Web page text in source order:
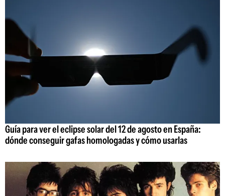
Guía para ver el eclipse solar del 12 de agosto en España:
dónde conseguir gafas homologadas y cómo usarlas